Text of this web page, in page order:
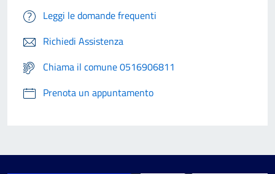
Leggi le domande frequenti
Richiedi Assistenza
Chiama il comune 0516906811
Prenota un appuntamento